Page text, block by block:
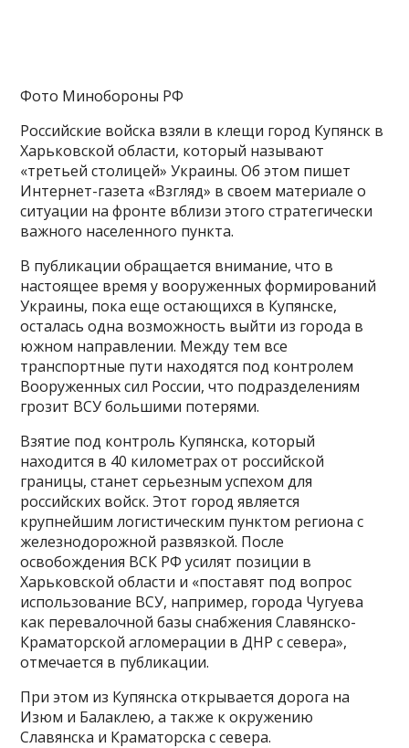
Фото Минобороны РФ
Российские войска взяли в клещи город Купянск в
Харьковской области, который называют
«третьей столицей» Украины. Об этом пишет
Интернет-газета «Взгляд» в своем материале о
ситуации на фронте вблизи этого стратегически
важного населенного пункта.
В публикации обращается внимание, что в
настоящее время у вооруженных формирований
Украины, пока еще остающихся в Купянске,
осталась одна возможность выйти из города в
южном направлении. Между тем все
транспортные пути находятся под контролем
Вооруженных сил России, что подразделениям
грозит ВСУ большими потерями.
Взятие под контроль Купянска, который
находится в 40 километрах от российской
границы, станет серьезным успехом для
российских войск. Этот город является
крупнейшим логистическим пунктом региона с
железнодорожной развязкой. После
освобождения ВСК РФ усилят позиции в
Харьковской области и «поставят под вопрос
использование ВСУ, например, города Чугуева
как перевалочной базы снабжения Славянско-
Краматорской агломерации в ДНР с севера»,
отмечается в публикации.
При этом из Купянска открывается дорога на
Изюм и Балаклею, а также к окружению
Славянска и Краматорска с севера.